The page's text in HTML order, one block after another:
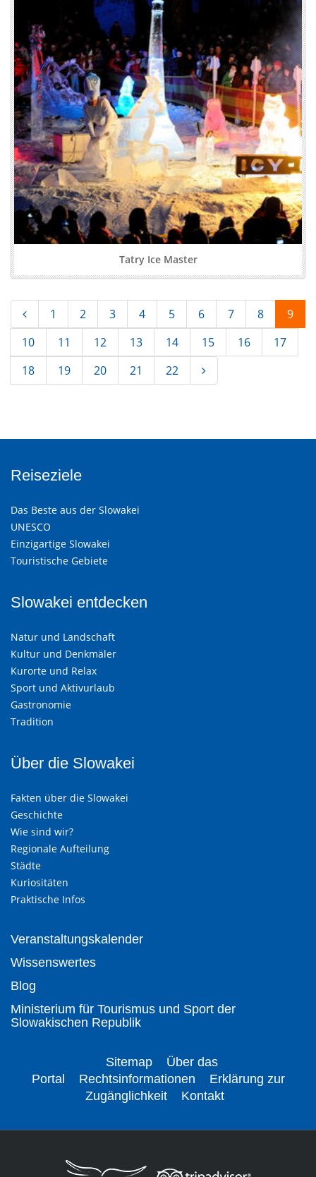
Tatry Ice Master
1 2 3 4 5 6 7 8
9
10
11 12 13 14 15 16
17
18
19 20 21 22
Reiseziele
Das Beste aus der Slowakei
UNESCO
Einzigartige Slowakei
Touristische Gebiete
Slowakei entdecken
Natur und Landschaft
Kultur und Denkmäler
Kurorte und Relax
Sport und Aktivurlaub
Gastronomie
Tradition
Über die Slowakei
Fakten über die Slowakei
Geschichte
Wie sind wir?
Regionale Aufteilung
Städte
Kuriositäten
Praktische Infos
Veranstaltungskalender
Wissenswertes
Blog
Ministerium für Tourismus und Sport der
Slowakischen Republik
Sitemap
Über das
Portal
Rechtsinformationen
Erklärung zur
Zugänglichkeit
Kontakt